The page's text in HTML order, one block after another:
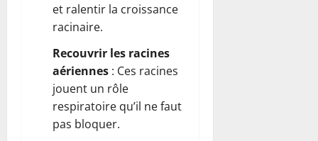
et ralentir la croissance
racinaire.
Recouvrir les racines
aériennes : Ces racines
jouent un rôle
respiratoire qu’il ne faut
pas bloquer.